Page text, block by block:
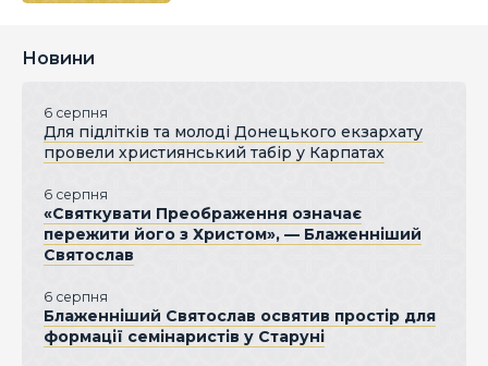
Новини
6 серпня
Для підлітків та молоді Донецького екзархату
провели християнський табір у Карпатах
6 серпня
«Святкувати Преображення означає
пережити його з Христом», — Блаженніший
Святослав
6 серпня
Блаженніший Святослав освятив простір для
формації семінаристів у Старуні